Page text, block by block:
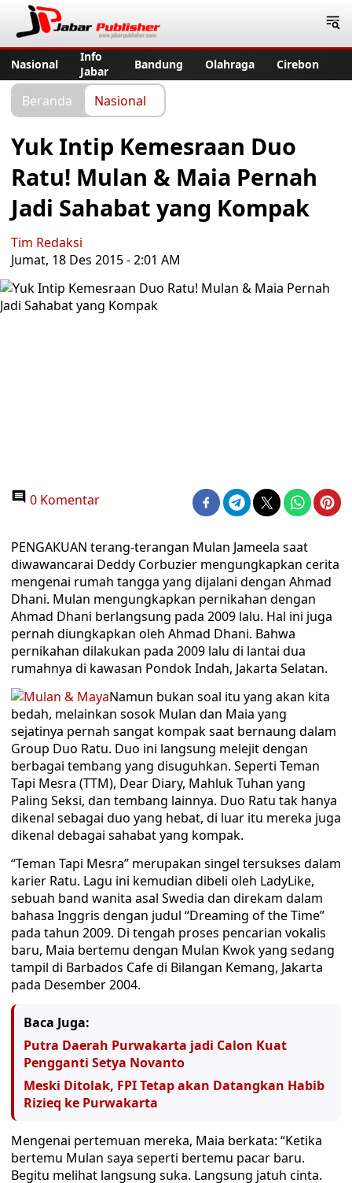
Nasional
Info
Jabar
Bandung Olahraga Cirebon
Beranda Nasional
Yuk Intip Kemesraan Duo
Ratu! Mulan & Maia Pernah
Jadi Sahabat yang Kompak
Tim Redaksi
Jumat, 18 Des 2015 - 2:01 AM
0 Komentar
PENGAKUAN terang-terangan Mulan Jameela saat
diwawancarai Deddy Corbuzier mengungkapkan cerita
mengenai rumah tangga yang dijalani dengan Ahmad
Dhani. Mulan mengungkapkan pernikahan dengan
Ahmad Dhani berlangsung pada 2009 lalu. Hal ini juga
pernah diungkapkan oleh Ahmad Dhani. Bahwa
pernikahan dilakukan pada 2009 lalu di lantai dua
rumahnya di kawasan Pondok Indah, Jakarta Selatan.
Namun bukan soal itu yang akan kita
bedah, melainkan sosok Mulan dan Maia yang
sejatinya pernah sangat kompak saat bernaung dalam
Group Duo Ratu. Duo ini langsung melejit dengan
berbagai tembang yang disuguhkan. Seperti Teman
Tapi Mesra (TTM), Dear Diary, Mahluk Tuhan yang
Paling Seksi, dan tembang lainnya. Duo Ratu tak hanya
dikenal sebagai duo yang hebat, di luar itu mereka juga
dikenal debagai sahabat yang kompak.
“Teman Tapi Mesra” merupakan singel tersukses dalam
karier Ratu. Lagu ini kemudian dibeli oleh LadyLike,
sebuah band wanita asal Swedia dan direkam dalam
bahasa Inggris dengan judul “Dreaming of the Time”
pada tahun 2009. Di tengah proses pencarian vokalis
baru, Maia bertemu dengan Mulan Kwok yang sedang
tampil di Barbados Cafe di Bilangan Kemang, Jakarta
pada Desember 2004.
Baca Juga:
Putra Daerah Purwakarta jadi Calon Kuat
Pengganti Setya Novanto
Meski Ditolak, FPI Tetap akan Datangkan Habib
Rizieq ke Purwakarta
Mengenai pertemuan mereka, Maia berkata: “Ketika
bertemu Mulan saya seperti bertemu pacar baru.
Begitu melihat langsung suka. Langsung jatuh cinta.